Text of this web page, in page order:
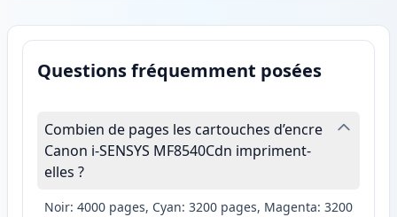
Questions fréquemment posées
Combien de pages les cartouches d’encre
Canon i-SENSYS MF8540Cdn impriment-
elles ?
Noir: 4000 pages, Cyan: 3200 pages, Magenta: 3200